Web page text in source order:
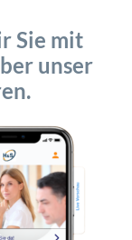
Sie mit
unser